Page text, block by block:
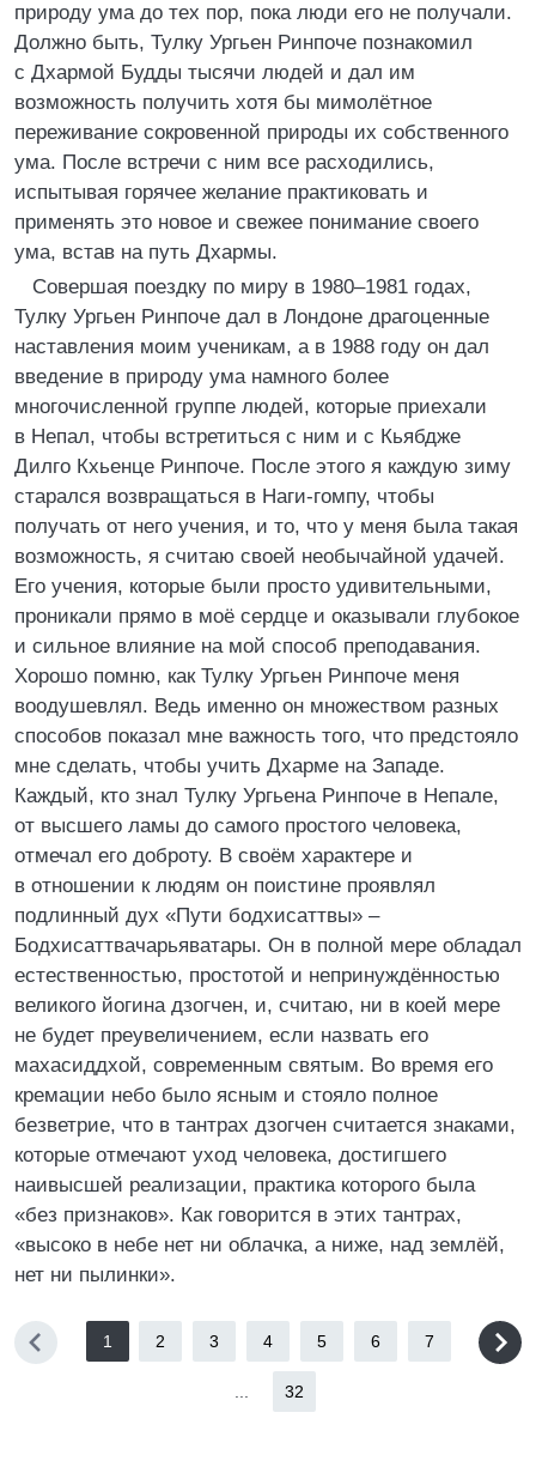
природу ума до тех пор, пока люди его не получали.
Должно быть, Тулку Ургьен Ринпоче познакомил
с Дхармой Будды тысячи людей и дал им
возможность получить хотя бы мимолётное
переживание сокровенной природы их собственного
ума. После встречи с ним все расходились,
испытывая горячее желание практиковать и
применять это новое и свежее понимание своего
ума, встав на путь Дхармы.
Совершая поездку по миру в 1980–1981 годах,
Тулку Ургьен Ринпоче дал в Лондоне драгоценные
наставления моим ученикам, а в 1988 году он дал
введение в природу ума намного более
многочисленной группе людей, которые приехали
в Непал, чтобы встретиться с ним и с Кьябдже
Дилго Кхьенце Ринпоче. После этого я каждую зиму
старался возвращаться в Наги-гомпу, чтобы
получать от него учения, и то, что у меня была такая
возможность, я считаю своей необычайной удачей.
Его учения, которые были просто удивительными,
проникали прямо в моё сердце и оказывали глубокое
и сильное влияние на мой способ преподавания.
Хорошо помню, как Тулку Ургьен Ринпоче меня
воодушевлял. Ведь именно он множеством разных
способов показал мне важность того, что предстояло
мне сделать, чтобы учить Дхарме на Западе.
Каждый, кто знал Тулку Ургьена Ринпоче в Непале,
от высшего ламы до самого простого человека,
отмечал его доброту. В своём характере и
в отношении к людям он поистине проявлял
подлинный дух «Пути бодхисаттвы» –
Бодхисаттвачарьяватары. Он в полной мере обладал
естественностью, простотой и непринуждённостью
великого йогина дзогчен, и, считаю, ни в коей мере
не будет преувеличением, если назвать его
махасиддхой, современным святым. Во время его
кремации небо было ясным и стояло полное
безветрие, что в тантрах дзогчен считается знаками,
которые отмечают уход человека, достигшего
наивысшей реализации, практика которого была
«без признаков». Как говорится в этих тантрах,
«высоко в небе нет ни облачка, а ниже, над землёй,
нет ни пылинки».
1 2 3 4 5 6 7
32